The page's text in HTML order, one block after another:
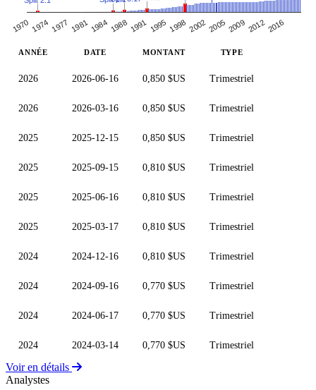
1970 1974 1977 1981 1984 1988 1991 1995 199820022005 2009 20122016
ANNÉE DATE MONTANT TYPE
2026 2026-06-16 0,850 $US Trimestriel
2026 2026-03-16 0,850 $US Trimestriel
2025 2025-12-15 0,850 $US Trimestriel
2025 2025-09-15 0,810 $US Trimestriel
2025 2025-06-16 0,810 $US Trimestriel
2025 2025-03-17 0,810 $US Trimestriel
2024 2024-12-16 0,810 $US Trimestriel
2024 2024-09-16 0,770 $US Trimestriel
2024 2024-06-17 0,770 $US Trimestriel
2024 2024-03-14 0,770 $US Trimestriel
Voir en détails
Analystes